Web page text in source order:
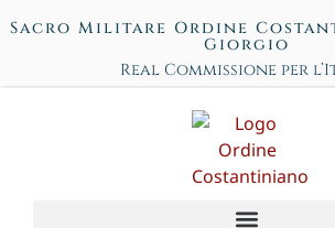
Sacro Militare Ordine
Giorgio
Real Commissione per